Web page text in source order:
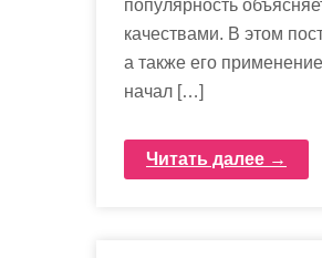
популярность
качествами. В этом
а также его
начал […]
Читать далее →